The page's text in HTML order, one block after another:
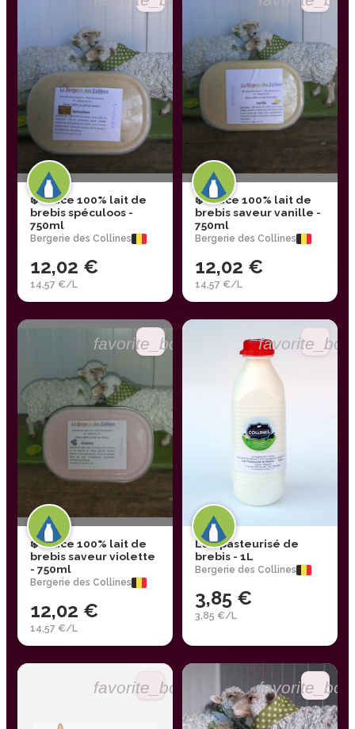
❄️ Glace 100% lait de
brebis spéculoos -
750ml
Bergerie des Collines
12,02 €
14,57 €/L
❄️ Glace 100% lait de
brebis saveur vanille -
750ml
Bergerie des Collines
12,02 €
14,57 €/L
favorite_border
❄️ Glace 100% lait de
brebis saveur violette
- 750ml
Bergerie des Collines
12,02 €
14,57 €/L
Lait pasteurisé de
brebis - 1L
Bergerie des Collines
3,85 €
3,85 €/L
favorite_border